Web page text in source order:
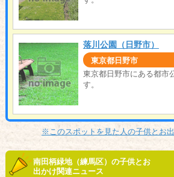
落川公園（日野市）
東京都日野市
東京都日野市にある都市
す。
※このスポットを見た人の子供とお
南田柄緑地（練馬区）の子供とお
出かけ関連ニュース